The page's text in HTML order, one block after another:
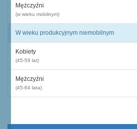
Mężczyźni
(w wieku mobilnym)
W wieku produkcyjnym niemobilnym
Kobiety
(45-59 lat)
Mężczyźni
(45-64 lata)